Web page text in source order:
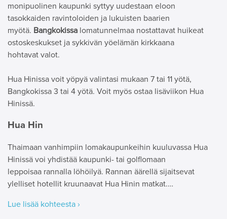
monipuolinen kaupunki syttyy uudestaan eloon
tasokkaiden ravintoloiden ja lukuisten baarien
myötä. Bangkokissa lomatunnelmaa nostattavat huikeat
ostoskeskukset ja sykkivän yöelämän kirkkaana
hohtavat valot.
Hua Hinissa voit yöpyä valintasi mukaan 7 tai 11 yötä,
Bangkokissa 3 tai 4 yötä. Voit myös ostaa lisäviikon Hua
Hinissä.
Hua Hin
Thaimaan vanhimpiin lomakaupunkeihin kuuluvassa Hua
Hinissä voi yhdistää kaupunki- tai golflomaan
leppoisaa rannalla löhöilyä. Rannan äärellä sijaitsevat
ylelliset hotellit kruunaavat Hua Hinin matkat.…
Lue lisää kohteesta ›